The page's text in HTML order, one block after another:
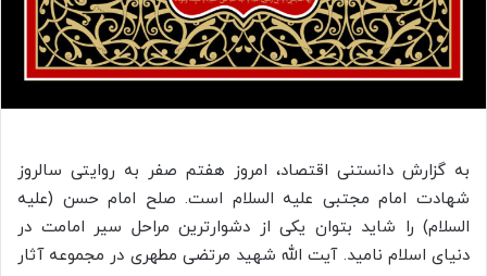
به گزارش دانستنی اقتصاد، امروز هفتم صفر به روایتی سالروز
شهادت امام مجتبی علیه السلام است. صلح امام حسن (علیه
السلام) را شاید بتوان یکی از دشوارترین مراحل سیر امامت در
دنیای اسلام نامید. آیت الله شهید مرتضی مطهری در مجموعه آثار